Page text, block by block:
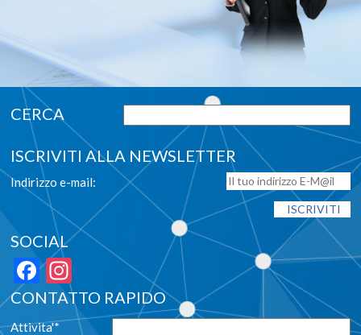
ISCRIVITI ALLA NEWSLETTER
Indirizzo e-mail:
SOCIAL
Facebook
Instagram
CONTATTO RAPIDO
Attivita'*